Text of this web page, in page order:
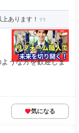
あります！
うな方を歓迎しま
気になる